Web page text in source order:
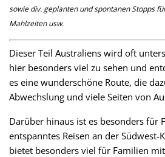
sowie div. geplanten und spontanen Stopps
Mahlzeiten usw.
Dieser Teil Australiens wird oft
hier besonders viel zu sehen und
es eine wunderschöne Route, die
Abwechslung und viele Seiten von
Darüber hinaus ist es besonders für
entspanntes Reisen an der Südwest-
bietet besonders viel für Familien